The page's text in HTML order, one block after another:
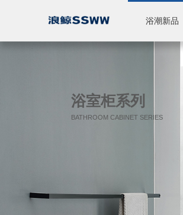
浴潮新品
浴室柜系列
BATHROOM CABINET SERIES